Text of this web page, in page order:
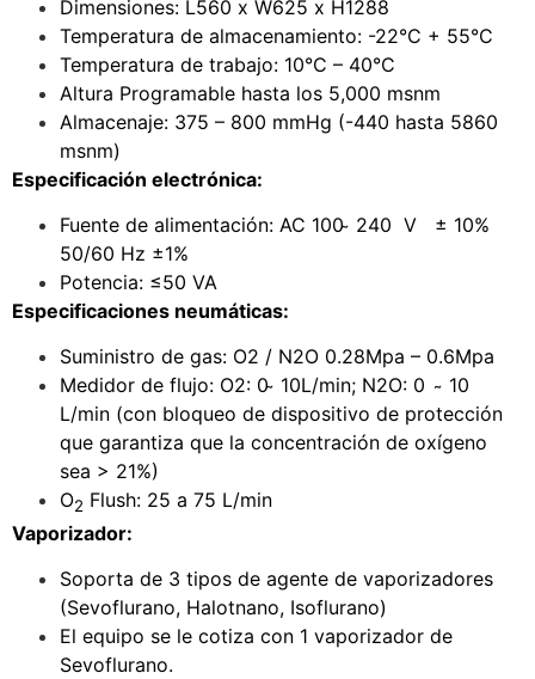
Dimensiones: L560 x W625 x H1288
Temperatura de almacenamiento: -22°C + 55°C
Temperatura de trabajo: 10°C – 40°C
Altura Programable hasta los 5,000 msnm
Almacenaje: 375 – 800 mmHg (-440 hasta 5860
msnm)
Especificación electrónica:
Fuente de alimentación: AC 100 ̴ 240 V ± 10%
50/60 Hz ±1%
Potencia: ≤50 VA
Especificaciones neumáticas:
Suministro de gas: O2 / N2O 0.28Mpa – 0.6Mpa
Medidor de flujo: O2: 0 ̴ 10L/min; N2O: 0 ̴ 10
L/min (con bloqueo de dispositivo de protección
que garantiza que la concentración de oxígeno
sea > 21%)
O2 Flush: 25 a 75 L/min
Vaporizador:
Soporta de 3 tipos de agente de vaporizadores
(Sevoflurano, Halotnano, Isoflurano)
El equipo se le cotiza con 1 vaporizador de
Sevoflurano.